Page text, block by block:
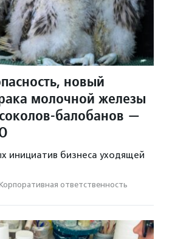
новый
молочной железы
балобанов —
инициатив бизнеса уходящей
ответственность